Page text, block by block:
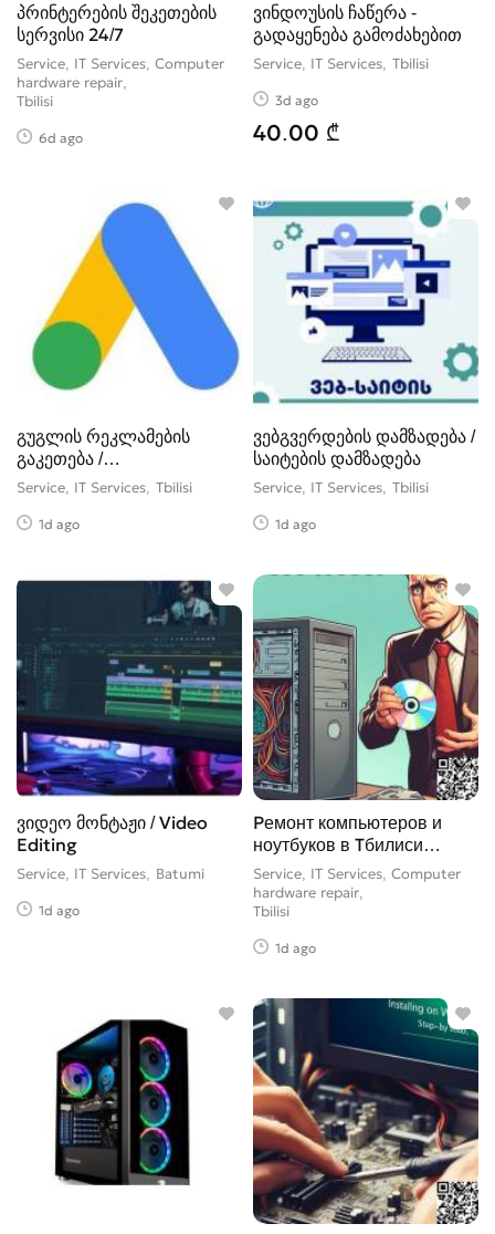
პრინტერების შეკეთების
სერვისი 24/7
Service, IT Services, Computer
hardware repair
Tbilisi
6d ago
ვინდოუსის ჩაწერა -
გადაყენება გამოძახებით
Service, IT Services Tbilisi
3d ago
40.00 ₾
გუგლის რეკლამების
გაკეთება /
გასწორება|Google Ads
Service, IT Services Tbilisi
1d ago
ვებგვერდების დამზადება /
საიტების დამზადება
Service, IT Services Tbilisi
1d ago
ვიდეო მონტაჟი / Video
Editing
Service, IT Services Batumi
1d ago
Ремонт компьютеров и
ноутбуков в Тбилиси
599199937
Service, IT Services, Computer
hardware repair
Tbilisi
1d ago